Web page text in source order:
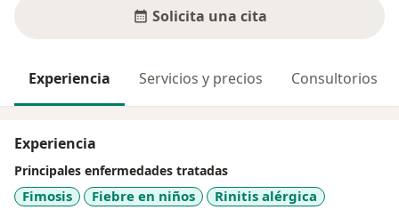
Solicita una cita
Experiencia Servicios y precios Consultorios
Experiencia
Principales enfermedades tratadas
Fimosis Fiebre en niños
Rinitis alérgica